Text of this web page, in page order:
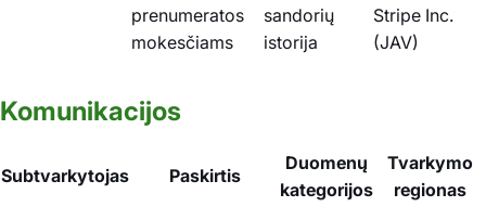
prenumeratos
mokesčiams
sandorių
istorija
Stripe Inc.
(JAV)
Komunikacijos
Subtvarkytojas Paskirtis
Duomenų
kategorijos
Tvarkymo
regionas